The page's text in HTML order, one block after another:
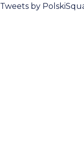
Tweets by